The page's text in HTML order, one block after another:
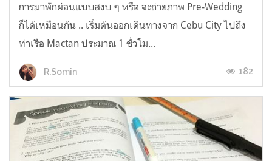
การมาพักผ่อนแบบสงบ ๆ หรือ จะถ่ายภาพ Pre-Wedding
ก็ได้เหมือนกัน .. เริ่มต้นออกเดินทางจาก Cebu City ไปถึง
ท่าเรือ Mactan ประมาณ 1 ชั่วโม...
R.Somin 182